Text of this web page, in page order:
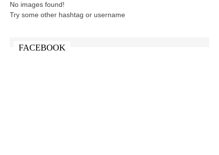
No images found!
Try some other hashtag or username
FACEBOOK